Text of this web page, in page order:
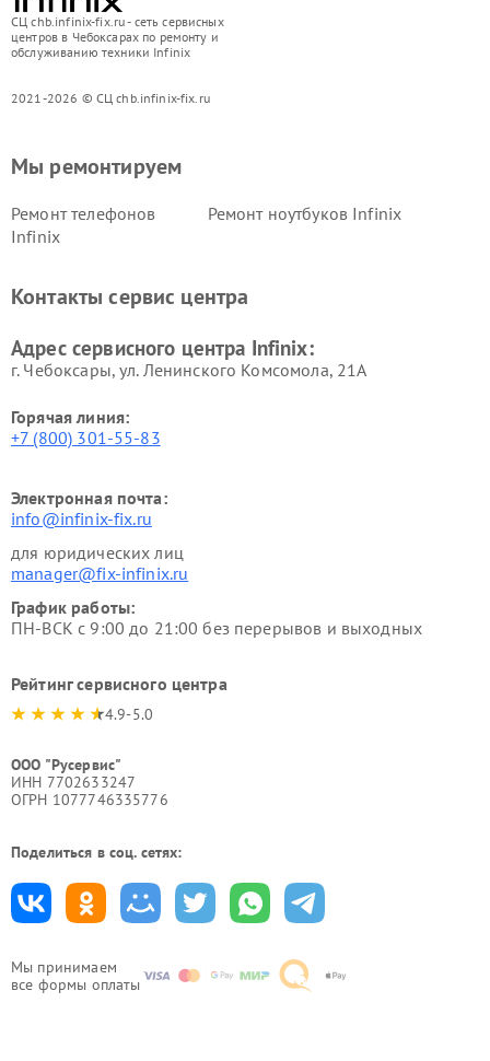
СЦ chb.infinix-fix.ru - сеть сервисных
центров в Чебоксарах по ремонту и
обслуживанию техники Infinix
2021-2026 © СЦ chb.infinix-fix.ru
Мы принимаем
все формы оплаты
Мы ремонтируем
Ремонт телефонов
Infinix
Ремонт ноутбуков Infinix
Контакты сервис центра
Адрес сервисного центра Infinix:
г. Чебоксары, ул. Ленинского Комсомола, 21А
Горячая линия:
+7 (800) 301-55-83
Электронная почта:
info@infinix-fix.ru
для юридических лиц
manager@fix-infinix.ru
График работы:
ПН-ВСК с 9:00 до 21:00 без перерывов и выходных
Рейтинг сервисного центра
4.9-5.0
ООО "Русервис"
ИНН 7702633247
ОГРН 1077746335776
Поделиться в соц. сетях: